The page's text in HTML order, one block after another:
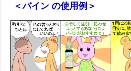
＜バイン の使用例＞